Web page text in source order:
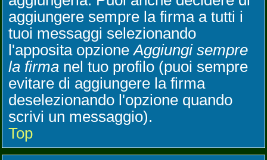
aggiungere sempre la firma a tutti i
tuoi messaggi selezionando
l'apposita opzioneAggiungi sempre
la firma nel tuo profilo (puoi sempre
evitare di aggiungere la firma
deselezionando l'opzione quando
scrivi un messaggio).
Top